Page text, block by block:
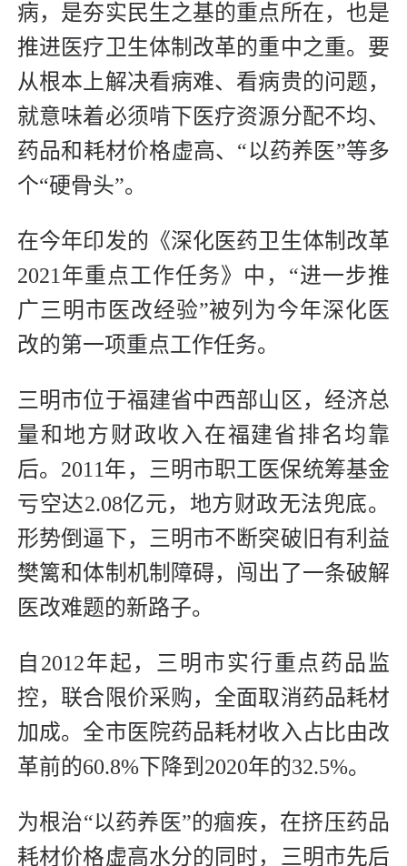
病，是夯实民生之基的重点所在，也是
推进医疗卫生体制改革的重中之重。要
从根本上解决看病难、看病贵的问题，
就意味着必须啃下医疗资源分配不均、
药品和耗材价格虚高、“以药养医”等多
个“硬骨头”。
在今年印发的《深化医药卫生体制改革
2021年重点工作任务》中，“进一步推
广三明市医改经验”被列为今年深化医
改的第一项重点工作任务。
三明市位于福建省中西部山区，经济总
量和地方财政收入在福建省排名均靠
后。2011年，三明市职工医保统筹基金
亏空达2.08亿元，地方财政无法兜底。
形势倒逼下，三明市不断突破旧有利益
樊篱和体制机制障碍，闯出了一条破解
医改难题的新路子。
自2012年起，三明市实行重点药品监
控，联合限价采购，全面取消药品耗材
加成。全市医院药品耗材收入占比由改
革前的60.8%下降到2020年的32.5%。
为根治“以药养医”的痼疾，在挤压药品
耗材价格虚高水分的同时，三明市先后